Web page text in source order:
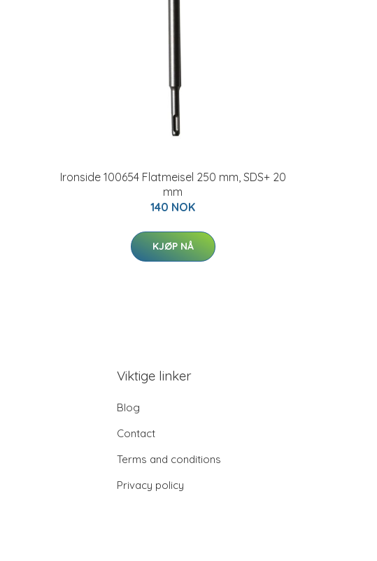
Ironside 100654 Flatmeisel 250 mm, SDS+ 20
mm
140 NOK
KJØP NÅ
Viktige linker
Blog
Contact
Terms and conditions
Privacy policy